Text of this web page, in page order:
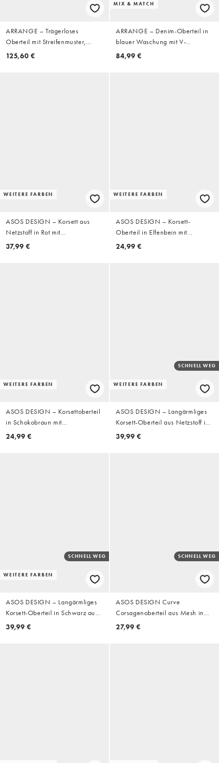
ARRANGE – Trägerloses
Oberteil mit Streifenmuster,
Kombiteil
125,60 €
MIX & MATCH
ARRANGE – Denim-Oberteil in
blauer Waschung mit V-
Ausschnitt, Zierstreifen und
84,99 €
WEITERE FARBEN
ASOS DESIGN – Korsett aus
Netzstoff in Rot mit
asymmetrischem Cape-Overlay
37,99 €
WEITERE FARBEN
ASOS DESIGN – Korsett-
Oberteil in Elfenbein mit
Ösenverschluss vorne
24,99 €
WEITERE FARBEN
ASOS DESIGN – Korsettoberteil
in Schokobraun mit
Ösenverschluss vorne
24,99 €
WEITERE FARBEN
SCHNELL WEG
ASOS DESIGN – Langärmliges
Korsett-Oberteil aus Netzstoff in
Schokobraun mit Haken- und
39,99 €
WEITERE FARBEN
SCHNELL WEG
ASOS DESIGN – Langärmliges
Korsett-Oberteil in Schwarz aus
Netzstoff mit Haken- und
39,99 €
SCHNELL WEG
ASOS DESIGN Curve
Corsagenoberteil aus Mesh in
Schwarz
27,99 €